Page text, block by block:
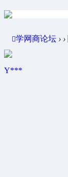
学网商论坛 › ›
Y***